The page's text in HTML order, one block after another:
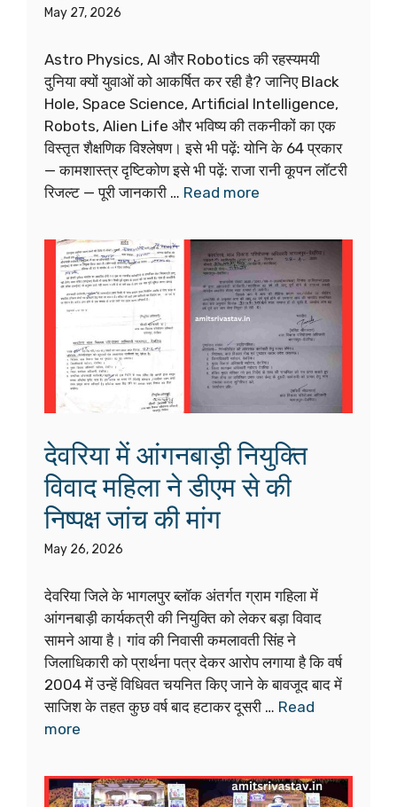
May 27, 2026
Astro Physics, AI और Robotics की रहस्यमयी
दुनिया क्यों युवाओं को आकर्षित कर रही है? जानिए Black
Hole, Space Science, Artificial Intelligence,
Robots, Alien Life और भविष्य की तकनीकों का एक
विस्तृत शैक्षणिक विश्लेषण। इसे भी पढ़ें: योनि के 64 प्रकार
— कामशास्त्र दृष्टिकोण इसे भी पढ़ें: राजा रानी कूपन लॉटरी
रिजल्ट — पूरी जानकारी … Read more
देवरिया में आंगनबाड़ी नियुक्ति
विवाद महिला ने डीएम से की
निष्पक्ष जांच की मांग
May 26, 2026
देवरिया जिले के भागलपुर ब्लॉक अंतर्गत ग्राम गहिला में
आंगनबाड़ी कार्यकत्री की नियुक्ति को लेकर बड़ा विवाद
सामने आया है। गांव की निवासी कमलावती सिंह ने
जिलाधिकारी को प्रार्थना पत्र देकर आरोप लगाया है कि वर्ष
2004 में उन्हें विधिवत चयनित किए जाने के बावजूद बाद में
साजिश के तहत कुछ वर्ष बाद हटाकर दूसरी … Read
more